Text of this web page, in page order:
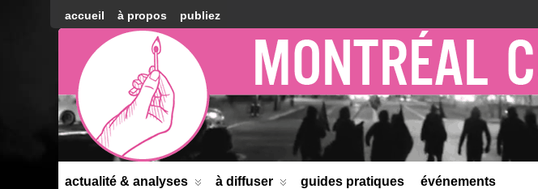
accueil à propos publiez
Montréal
Counter-
information
actualité & analyses à diffuser guides pratiques événements